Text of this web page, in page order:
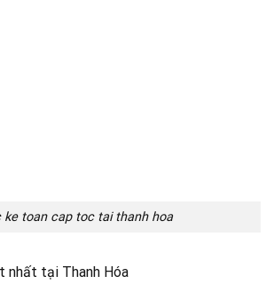
ke toan cap toc tai thanh hoa
nhất tại Thanh Hóa